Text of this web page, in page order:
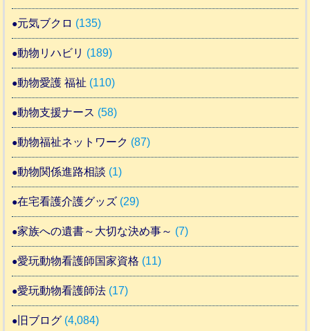
元気ブクロ (135)
動物リハビリ (189)
動物愛護 福祉 (110)
動物支援ナース (58)
動物福祉ネットワーク (87)
動物関係進路相談 (1)
在宅看護介護グッズ (29)
家族への遺書～大切な決め事～ (7)
愛玩動物看護師国家資格 (11)
愛玩動物看護師法 (17)
旧ブログ (4,084)